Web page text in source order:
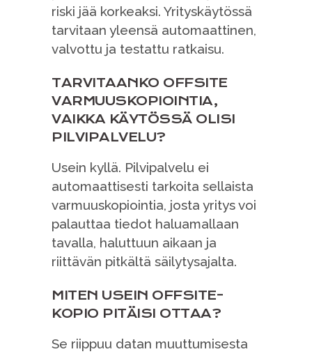
riski jää korkeaksi. Yrityskäytössä
tarvitaan yleensä automaattinen,
valvottu ja testattu ratkaisu.
TARVITAANKO OFFSITE
VARMUUSKOPIOINTIA,
VAIKKA KÄYTÖSSÄ OLISI
PILVIPALVELU?
Usein kyllä. Pilvipalvelu ei
automaattisesti tarkoita sellaista
varmuuskopiointia, josta yritys voi
palauttaa tiedot haluamallaan
tavalla, haluttuun aikaan ja
riittävän pitkältä säilytysajalta.
MITEN USEIN OFFSITE-
KOPIO PITÄISI OTTAA?
Se riippuu datan muuttumisesta